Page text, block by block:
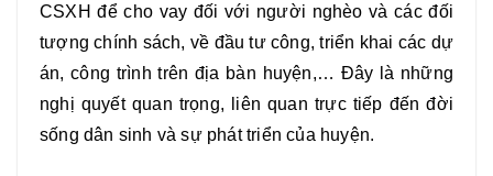
CSXH để cho vay đối với người nghèo và các đối
tượng chính sách, về đầu tư công, triển khai các dự
án, công trình trên địa bàn huyện,… Đây là những
nghị quyết quan trọng, liên quan trực tiếp đến đời
sống dân sinh và sự phát triển của huyện.